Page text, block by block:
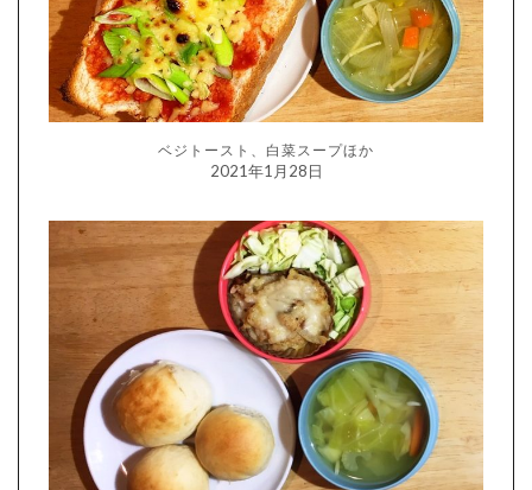
ベジトースト、白菜スープほか
2021年1月28日